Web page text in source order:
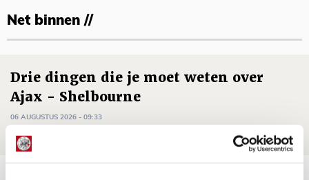
Net binnen //
Drie dingen die je moet weten over
Ajax - Shelbourne
06 AUGUSTUS 2026 - 09:33
NIEUWS